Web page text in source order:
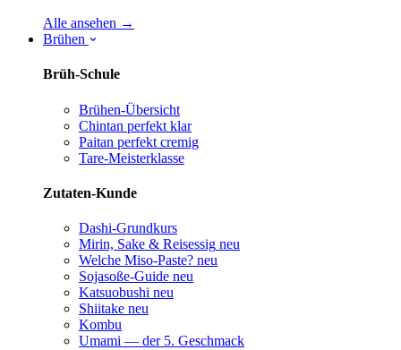
Alle ansehen →
Brühen
Brüh-Schule
Brühen-Übersicht
Chintan perfekt klar
Paitan perfekt cremig
Tare-Meisterklasse
Zutaten-Kunde
Dashi-Grundkurs
Mirin, Sake & Reisessig neu
Welche Miso-Paste? neu
Sojasoße-Guide neu
Katsuobushi neu
Shiitake neu
Kombu
Umami — der 5. Geschmack